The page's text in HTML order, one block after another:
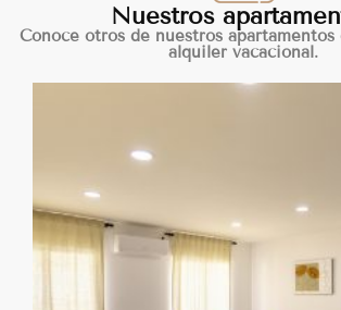
Nuestros
Conoce otros de nuestros apartamentos
alquiler vacacional.